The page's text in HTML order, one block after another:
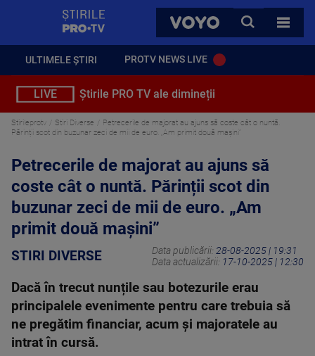
VOYO
CAUTA
TOATE
ULTIMELE ȘTIRI PROTV NEWS LIVE
LIVE Știrile PRO TV ale dimineții
Stirileprotv Stiri Diverse
Petrecerile de majorat au ajuns să coste cât o nuntă.
Părinții scot din buzunar zeci de mii de euro. „Am primit două mașini”
Petrecerile de majorat au ajuns să
coste cât o nuntă. Părinții scot din
buzunar zeci de mii de euro. „Am
primit două mașini”
STIRI DIVERSE Data publicării: 28-08-2025 | 19:31
Data actualizării: 17-10-2025 | 12:30
Dacă în trecut nunțile sau botezurile erau
principalele evenimente pentru care trebuia să
ne pregătim financiar, acum și majoratele au
intrat în cursă.